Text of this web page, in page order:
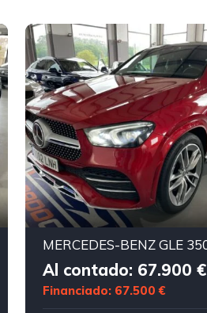
Al contado: 67.900 €
Financiado: 67.500 €